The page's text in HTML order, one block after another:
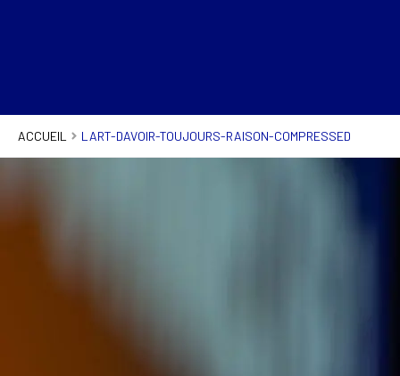
ACCUEIL LART-DAVOIR-TOUJOURS-RAISON-COMPRESSED